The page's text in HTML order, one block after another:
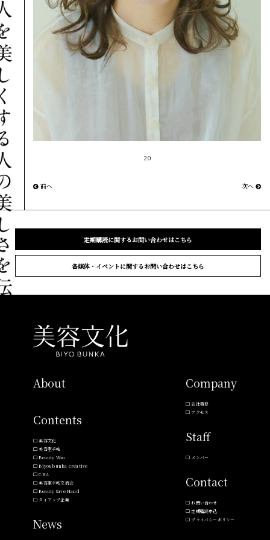
20
前へ 次へ
定期購読に関するお問い合わせはこちら
各媒体・イベントに関するお問い合わせはこちら
About
Contents
美容文化
美容室手帖
Beauty Woo
Biyoubunka creative
CHA
美容室手帖交流会
Beauty Save Hand
タイアップ企業
News
Company
会社概要
アクセス
Staff
メンバー
Contact
お問い合わせ
定期購読申込
プライバシーポリシー